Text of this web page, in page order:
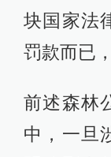
块国家法
罚款而已
前述森林
中，一旦